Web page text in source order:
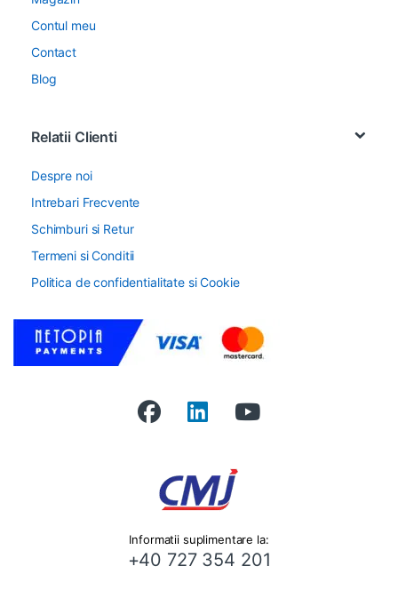
Contul meu
Contact
Blog
Relatii Clienti
Despre noi
Intrebari Frecvente
Schimburi si Retur
Termeni si Conditii
Politica de confidentialitate si Cookie
Informatii suplimentare la:
+40 727 354 201